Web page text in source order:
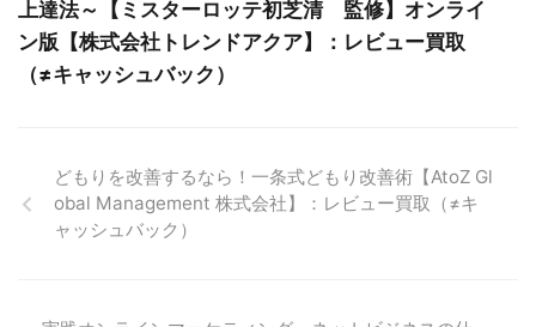
上達法～【ミスターロッテ初芝清 監修】オンライ
ン版【株式会社トレンドアクア】：レビュー買取
（≠キャッシュバック）
どもりを改善するなら！一条式どもり改善術【AtoZ Gl
obal Management 株式会社】：レビュー買取（≠キ
ャッシュバック）